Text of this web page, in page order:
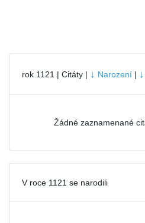
rok 1121 | Citáty | ↓ Narození | ↓
Žádné zaznamenané
V roce 1121 se narodili